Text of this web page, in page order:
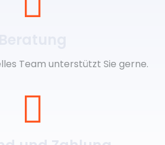
Team unterstützt Sie gerne.